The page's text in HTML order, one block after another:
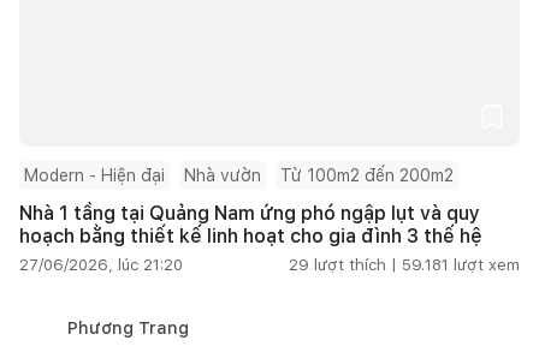
Modern - Hiện đại Nhà vườn Từ 100m2 đến 200m2
Nhà 1 tầng tại Quảng Nam ứng phó ngập lụt và quy
hoạch bằng thiết kế linh hoạt cho gia đình 3 thế hệ
27/06/2026, lúc 21:20 29 lượt thích | 59.181 lượt xem
Phương Trang